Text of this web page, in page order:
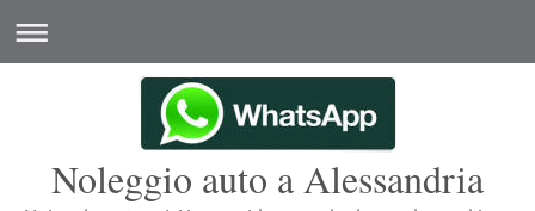
Noleggio auto a Alessandria